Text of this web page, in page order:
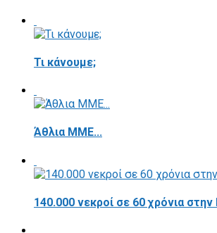
Τι κάνουμε;
Άθλια ΜΜΕ...
140.000 νεκροί σε 60 χρόνια